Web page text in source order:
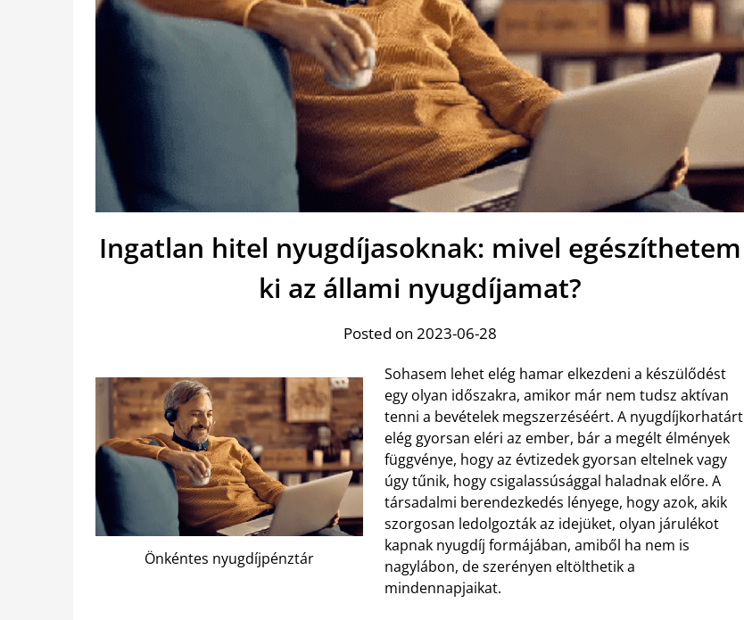
Ingatlan hitel nyugdíjasoknak: mivel egészíthetem
ki az állami nyugdíjamat?
Posted on 2023-06-28
Önkéntes nyugdíjpénztár
Sohasem lehet elég hamar elkezdeni a készülődést
egy olyan időszakra, amikor már nem tudsz aktívan
tenni a bevételek megszerzéséért. A nyugdíjkorhatárt
elég gyorsan eléri az ember, bár a megélt élmények
függvénye, hogy az évtizedek gyorsan eltelnek vagy
úgy tűnik, hogy csigalassúsággal haladnak előre. A
társadalmi berendezkedés lényege, hogy azok, akik
szorgosan ledolgozták az idejüket, olyan járulékot
kapnak nyugdíj formájában, amiből ha nem is
nagylábon, de szerényen eltölthetik a
mindennapjaikat.